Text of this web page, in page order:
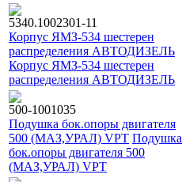
5340.1002301-11
Корпус ЯМЗ-534 шестерен
распределения АВТОДИЗЕЛЬ
Корпус ЯМЗ-534 шестерен
распределения АВТОДИЗЕЛЬ
500-1001035
Подушка бок.опоры двигателя
500 (МАЗ,УРАЛ) VPT Подушка
бок.опоры двигателя 500
(МАЗ,УРАЛ) VPT